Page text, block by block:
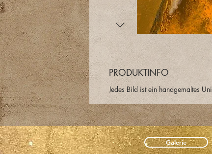
PRODUKTINFO
Jedes Bild ist ein handgemaltes
Galerie